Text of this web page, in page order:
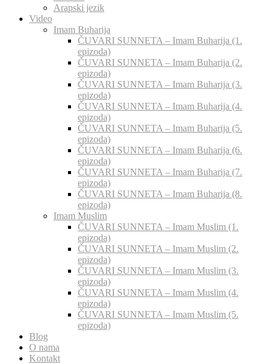
Arapski jezik
Video
Imam Buharija
ČUVARI SUNNETA – Imam Buharija (1.
epizoda)
ČUVARI SUNNETA – Imam Buharija (2.
epizoda)
ČUVARI SUNNETA – Imam Buharija (3.
epizoda)
ČUVARI SUNNETA – Imam Buharija (4.
epizoda)
ČUVARI SUNNETA – Imam Buharija (5.
epizoda)
ČUVARI SUNNETA – Imam Buharija (6.
epizoda)
ČUVARI SUNNETA – Imam Buharija (7.
epizoda)
ČUVARI SUNNETA – Imam Buharija (8.
epizoda)
Imam Muslim
ČUVARI SUNNETA – Imam Muslim (1.
epizoda)
ČUVARI SUNNETA – Imam Muslim (2.
epizoda)
ČUVARI SUNNETA – Imam Muslim (3.
epizoda)
ČUVARI SUNNETA – Imam Muslim (4.
epizoda)
ČUVARI SUNNETA – Imam Muslim (5.
epizoda)
Blog
O nama
Kontakt